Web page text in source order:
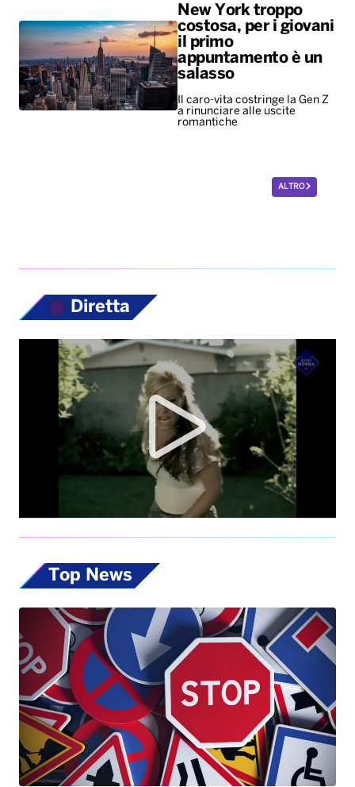
New York troppo
costosa, per i giovani
il primo
appuntamento è un
salasso
Il caro-vita costringe la Gen Z
a rinunciare alle uscite
romantiche
ALTRO
Diretta
Top News